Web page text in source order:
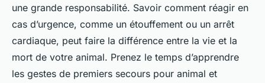
une grande responsabilité. Savoir comment réagir en
cas d’urgence, comme un étouffement ou un arrêt
cardiaque, peut faire la différence entre la vie et la
mort de votre animal. Prenez le temps d’apprendre
les gestes de premiers secours pour animal et